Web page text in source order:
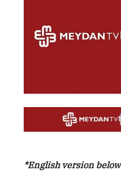
*English version below